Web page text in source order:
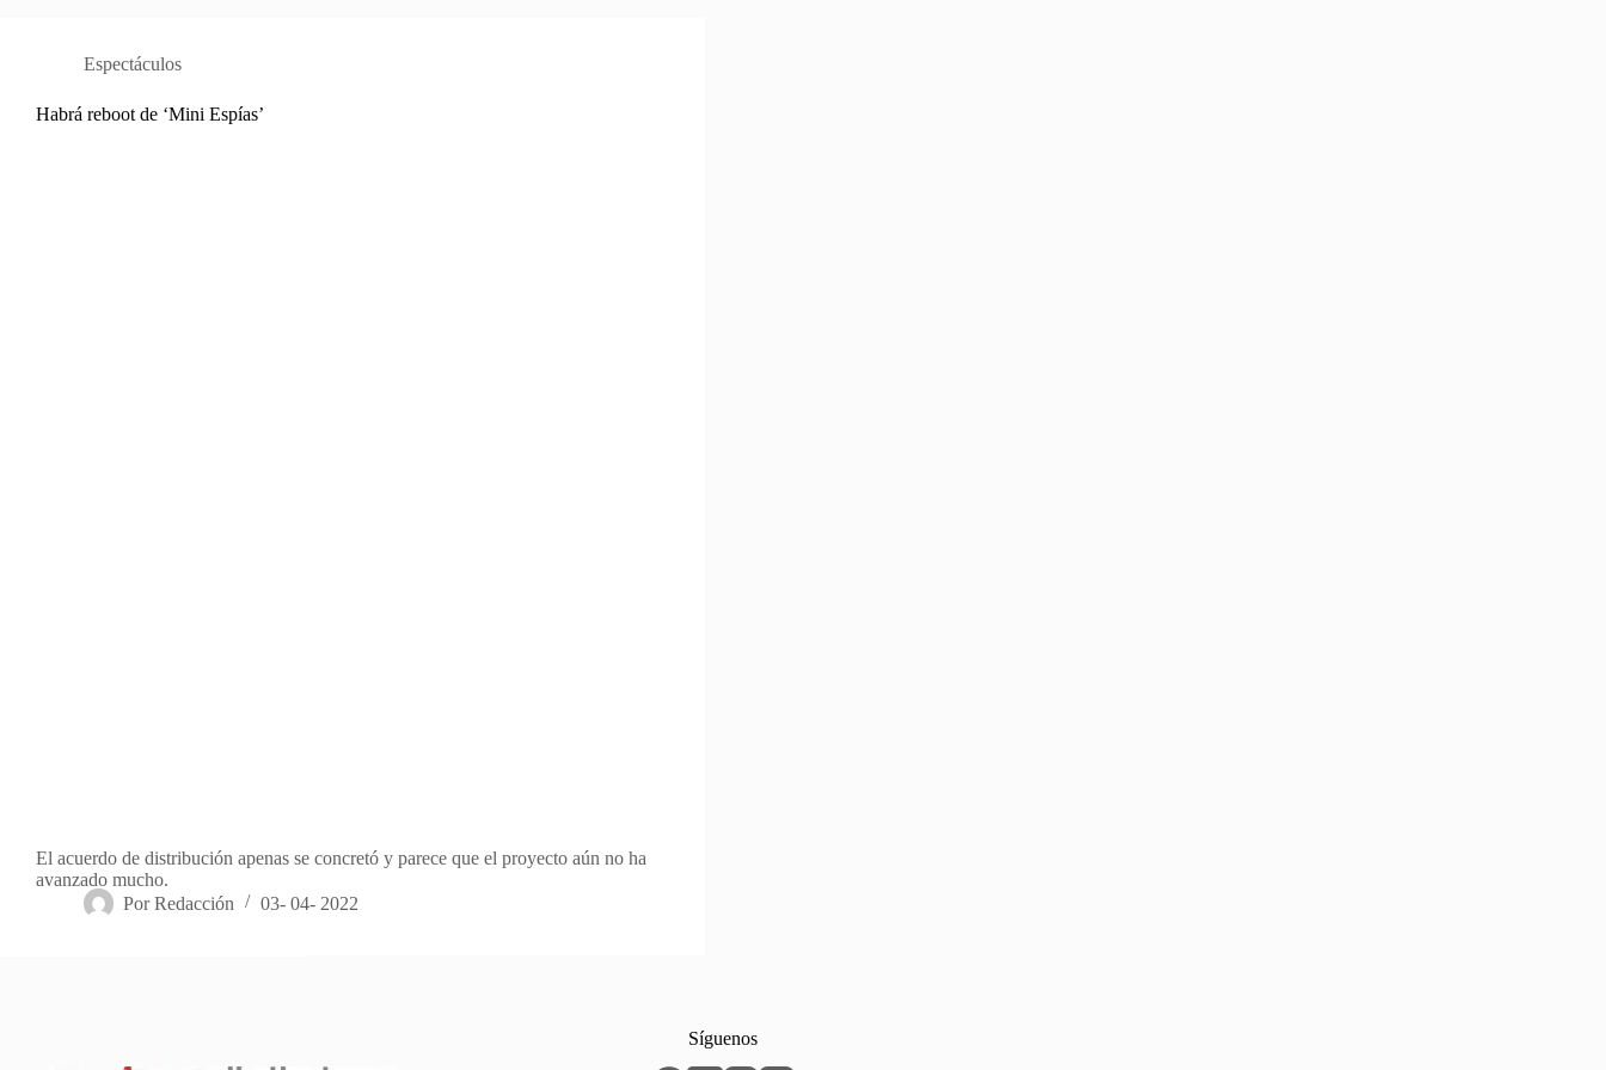
Espectáculos
Habrá reboot de ‘Mini Espías’
El acuerdo de distribución apenas se concretó y parece que el proyecto aún no ha
avanzado mucho.
Por Redacción 03- 04- 2022
Síguenos